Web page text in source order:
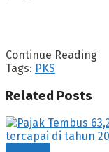
Continue Reading
Tags: PKS
Related Posts